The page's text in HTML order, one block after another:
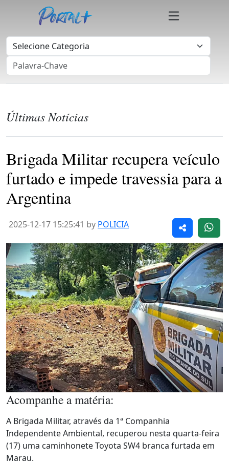
Últimas Notícias
Brigada Militar recupera veículo
furtado e impede travessia para a
Argentina
2025-12-17 15:25:41 by POLICIA
Acompanhe a matéria:
A Brigada Militar, através da 1ª Companhia
Independente Ambiental, recuperou nesta quarta-feira
(17) uma caminhonete Toyota SW4 branca furtada em
Marau.